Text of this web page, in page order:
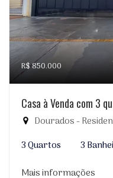
R$ 850.000
Casa à Venda com 3
Dourados -
3 Quartos
3
Mais informações